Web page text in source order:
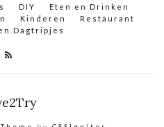
DIY
Eten en Drinken
Kinderen
Restaurant
Dagtripjes